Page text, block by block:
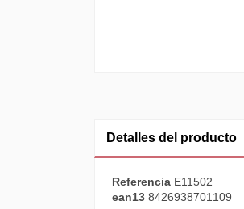
Detalles del producto
Referencia E11502
ean13 8426938701109